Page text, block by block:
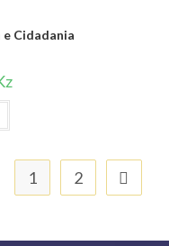
Cidadania
1 2